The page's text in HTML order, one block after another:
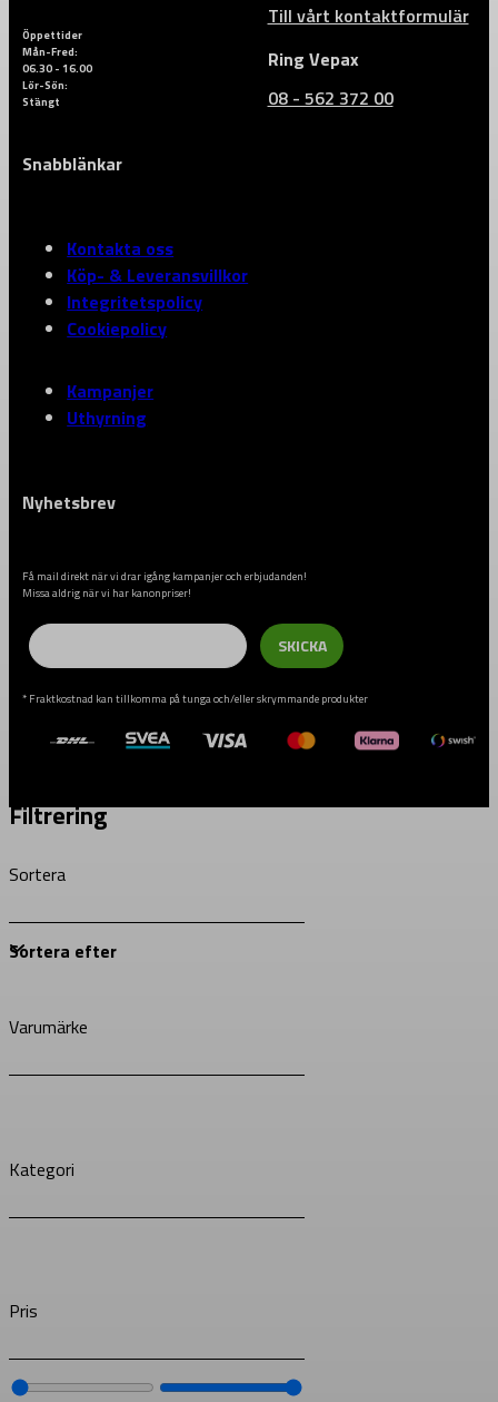
Till vårt kontaktformulär
Öppettider
Mån-Fred:
06.30 - 16.00
Lör-Sön:
Stängt
Ring Vepax
08 - 562 372 00
Snabblänkar
Kontakta oss
Köp- & Leveransvillkor
Integritetspolicy
Cookiepolicy
Kampanjer
Uthyrning
Nyhetsbrev
Få mail direkt när vi drar igång kampanjer och erbjudanden!
Missa aldrig när vi har kanonpriser!
Email
SKICKA
* Fraktkostnad kan tillkomma på tunga och/eller skrymmande produkter
Filtrering
Sortera
Varumärke
Kategori
Pris